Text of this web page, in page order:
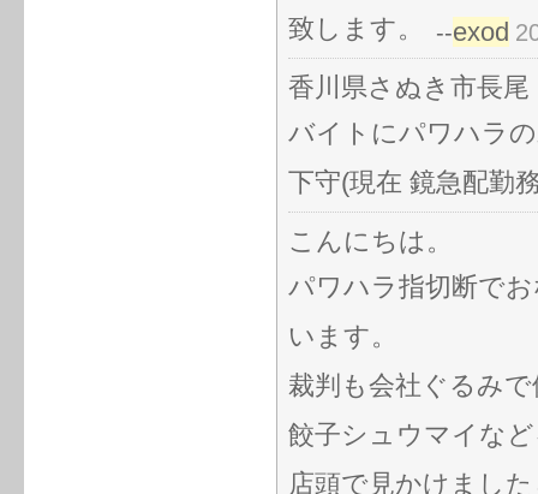
致します。
--exod
香川県さぬき市長
バイトにパワハラ
下守(現在 鏡急配勤
こんにちは。
パワハラ指切断で
います。
裁判も会社ぐるみ
餃子シュウマイな
店頭で見かけまし